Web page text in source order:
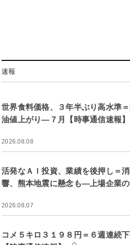
速報
世界食料価格、３年半ぶり高水準
油値上がり―７月【時事通信速報】
2026.08.08
活発なＡＩ投資、業績を後押し＝
響、熊本地震に懸念も―上場企業
2026.08.07
コメ５キロ３１９８円＝６週連続